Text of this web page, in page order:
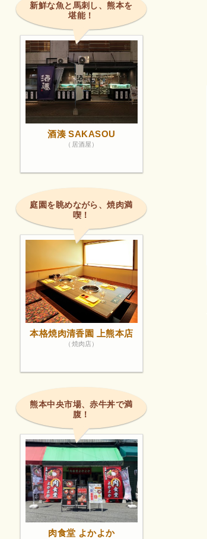
新鮮な魚と馬刺し、熊本を
堪能！
酒湊 SAKASOU
（居酒屋）
庭園を眺めながら、焼肉満
喫！
本格焼肉清香園 上熊本店
（焼肉店）
熊本中央市場、赤牛丼で満
腹！
肉食堂 よかよか